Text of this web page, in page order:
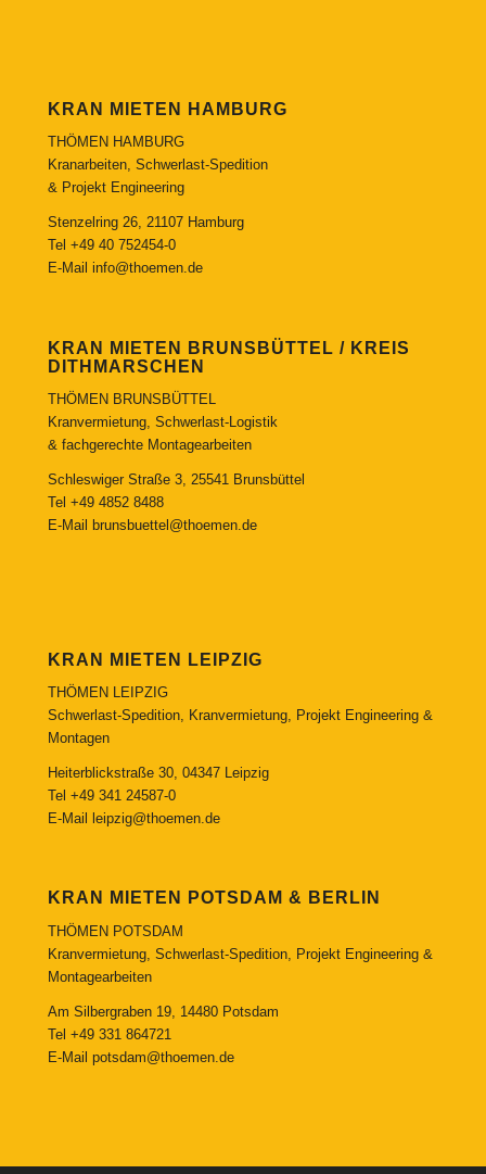
KRAN MIETEN HAMBURG
THÖMEN HAMBURG
Kranarbeiten, Schwerlast-Spedition
& Projekt Engineering
Stenzelring 26, 21107 Hamburg
Tel +49 40 752454-0
E-Mail info@thoemen.de
KRAN MIETEN BRUNSBÜTTEL / KREIS
DITHMARSCHEN
THÖMEN BRUNSBÜTTEL
Kranvermietung, Schwerlast-Logistik
& fachgerechte Montagearbeiten
Schleswiger Straße 3, 25541 Brunsbüttel
Tel +49 4852 8488
E-Mail
brunsbuettel@thoemen.de
KRAN MIETEN LEIPZIG
THÖMEN LEIPZIG
Schwerlast-Spedition, Kranvermietung, Projekt Engineering &
Montagen
Heiterblickstraße 30, 04347 Leipzig
Tel +49 341 24587-0
E-Mail
leipzig@thoemen.de
KRAN MIETEN POTSDAM & BERLIN
THÖMEN POTSDAM
Kranvermietung, Schwerlast-Spedition, Projekt Engineering &
Montagearbeiten
Am Silbergraben 19, 14480 Potsdam
Tel +49 331 864721
E-Mail potsdam@thoemen.de